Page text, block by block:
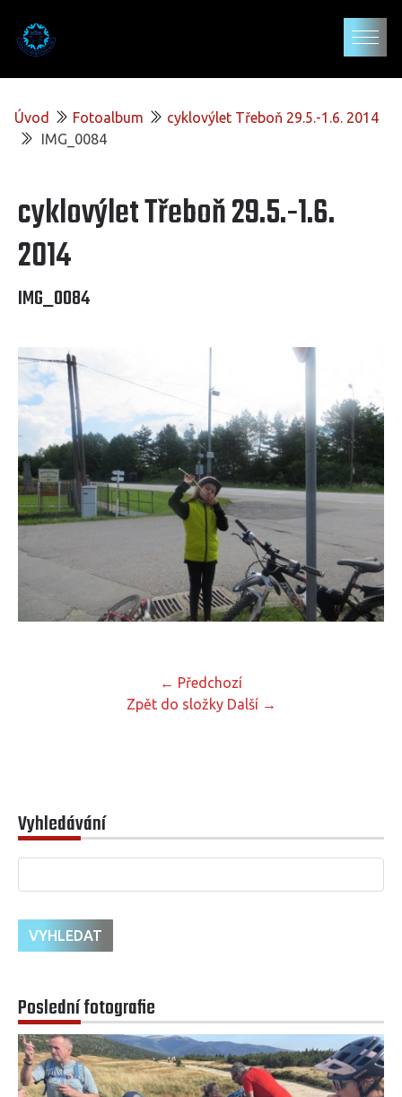
Úvod Fotoalbum
cyklovýlet Třeboň 29.5.-1.6. 2014
IMG_0084
cyklovýlet Třeboň 29.5.-1.6.
2014
IMG_0084
← Předchozí
Zpět do složky Další →
Vyhledávání
Poslední fotografie